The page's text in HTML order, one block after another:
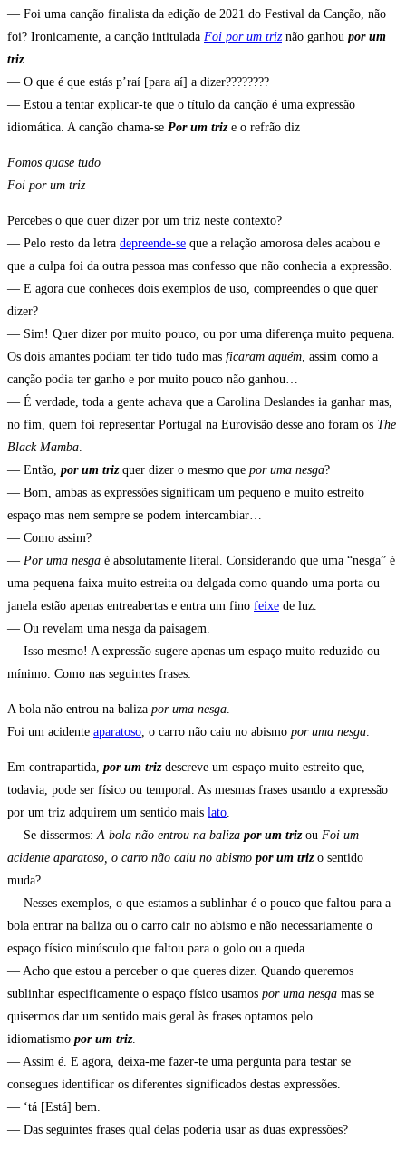
— Foi uma canção finalista da edição de 2021 do Festival da Canção, não
foi? Ironicamente, a canção intitulada Foi por um triznão ganhou por um
triz.
— O que é que estás p’raí [para aí] a dizer????????
— Estou a tentar explicar-te que o título da canção é uma expressão
idiomática. A canção chama-se Por um trize o refrão diz
Fomos quase tudo
Foi por um triz
Percebes o que quer dizer por um triz neste contexto?
— Pelo resto da letra depreende-se que a relação amorosa deles acabou e
que a culpa foi da outra pessoa mas confesso que não conhecia a expressão.
— E agora que conheces dois exemplos de uso, compreendes o que quer
dizer?
— Sim! Quer dizer por muito pouco, ou por uma diferença muito pequena.
Os dois amantes podiam ter tido tudo mas ficaram aquém, assim como a
canção podia ter ganho e por muito pouco não ganhou…
— É verdade, toda a gente achava que a Carolina Deslandes ia ganhar mas,
no fim, quem foi representar Portugal na Eurovisão desse ano foram os The
Black Mamba.
— Então, por um trizquer dizer o mesmo que por uma nesga?
— Bom, ambas as expressões significam um pequeno e muito estreito
espaço mas nem sempre se podem intercambiar…
— Como assim?
— Por uma nesga é absolutamente literal. Considerando que uma “nesga” é
uma pequena faixa muito estreita ou delgada como quando uma porta ou
janela estão apenas entreabertas e entra um fino feixe de luz.
— Ou revelam uma nesga da paisagem.
— Isso mesmo! A expressão sugere apenas um espaço muito reduzido ou
mínimo. Como nas seguintes frases:
A bola não entrou na baliza por uma nesga.
Foi um acidente aparatoso, o carro não caiu no abismo por uma nesga.
Em contrapartida, por um trizdescreve um espaço muito estreito que,
todavia, pode ser físico ou temporal. As mesmas frases usando a expressão
por um triz adquirem um sentido mais lato.
— Se dissermos:A bola não entrou na baliza por um trizou Foi um
acidente aparatoso, o carro não caiu no abismo por um trizo sentido
muda?
— Nesses exemplos, o que estamos a sublinhar é o pouco que faltou para a
bola entrar na baliza ou o carro cair no abismo e não necessariamente o
espaço físico minúsculo que faltou para o golo ou a queda.
— Acho que estou a perceber o que queres dizer. Quando queremos
sublinhar especificamente o espaço físico usamos por uma nesga mas se
quisermos dar um sentido mais geral às frases optamos pelo
idiomatismo por um triz.
— Assim é. E agora, deixa-me fazer-te uma pergunta para testar se
consegues identificar os diferentes significados destas expressões.
— ‘tá [Está] bem.
— Das seguintes frases qual delas poderia usar as duas expressões?